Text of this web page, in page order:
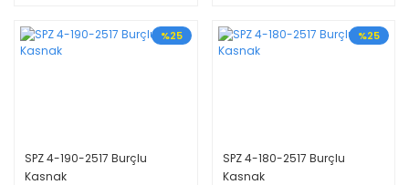
%25
SPZ 4-190-2517 Burçlu
Kasnak
%25
SPZ 4-180-2517 Burçlu
Kasnak